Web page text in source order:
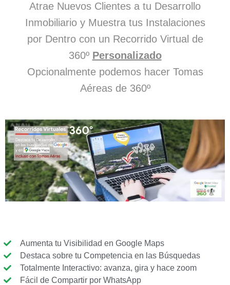
Atrae Nuevos Clientes a tu Desarrollo
Inmobiliario y Muestra tus Instalaciones
por Dentro con un Recorrido Virtual de
360º Personalizado
Opcionalmente podemos hacer Tomas
Aéreas de 360º
Aumenta tu Visibilidad en Google Maps
Destaca sobre tu Competencia en las Búsquedas
Totalmente Interactivo: avanza, gira y hace zoom
Fácil de Compartir por WhatsApp